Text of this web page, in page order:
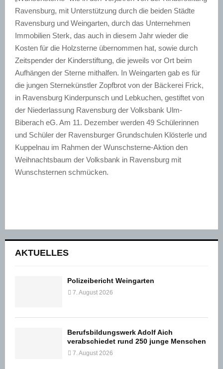
Ravensburg, mit Unterstützung durch die beiden Städte
Ravensburg und Weingarten, durch das Unternehmen
Immobilien Sterk, das auch in diesem Jahr wieder die
Kosten für die Holzsterne übernommen hat, sowie durch
Zeitspender der Kinderstiftung, die jeweils vor Ort beim
Aufhängen der Sterne mithalfen. In Weingarten gab es für
die jungen Sternekünstler Zopfbrot von der Bäckerei Frick,
in Ravensburg Kinderpunsch und Lebkuchen, gestiftet von
der Niederlassung Ravensburg der Volksbank Ulm-
Biberach eG. Am 11. Dezember werden 49 Schülerinnen
und Schüler der Ravensburger Grundschulen Klösterle und
Kuppelnau im Rahmen der Wunschsterne-Aktion den
Weihnachtsbaum der Volksbank in Ravensburg mit
Wunschsternen schmücken.
AKTUELLES
Polizeibericht Weingarten
7. August 2026
Berufsbildungswerk Adolf Aich
verabschiedet rund 250 junge Menschen
7. August 2026